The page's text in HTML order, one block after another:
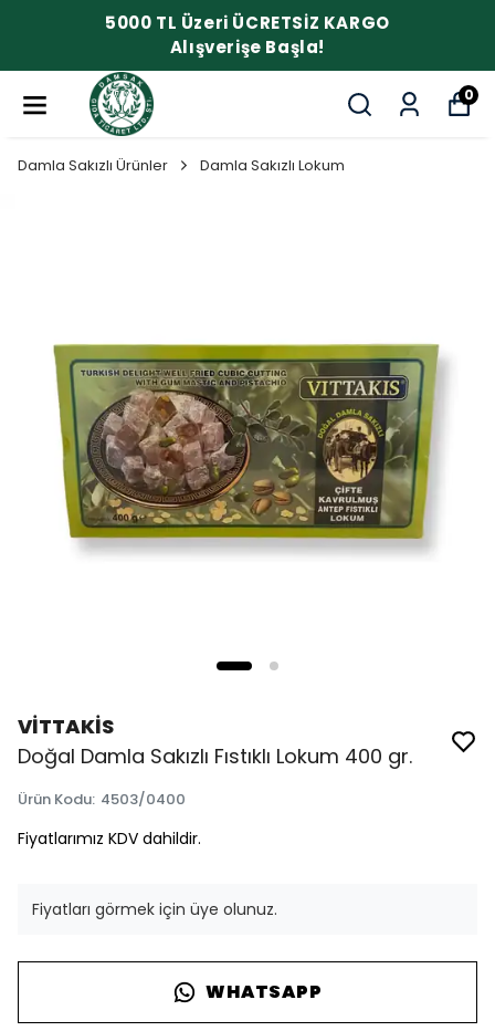
5000 TL Üzeri ÜCRETSİZ KARGO
Alışverişe Başla!
0
Damla Sakızlı Ürünler Damla Sakızlı Lokum
VİTTAKİS
Doğal Damla Sakızlı Fıstıklı Lokum 400 gr.
Ürün Kodu: 4503/0400
Fiyatlarımız KDV dahildir.
Fiyatları görmek için üye olunuz.
WHATSAPP